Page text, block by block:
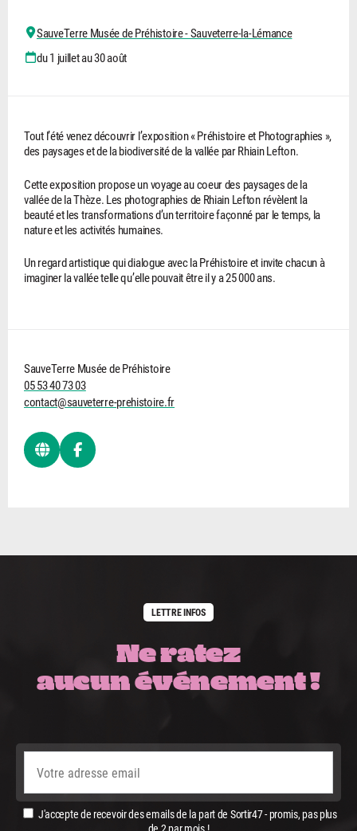
SauveTerre Musée de Préhistoire - Sauveterre-la-Lémance
du 1 juillet au 30 août
Tout l’été venez découvrir l’exposition « Préhistoire et Photographies »,
des paysages et de la biodiversité de la vallée par Rhiain Lefton.
Cette exposition propose un voyage au coeur des paysages de la
vallée de la Thèze. Les photographies de Rhiain Lefton révèlent la
beauté et les transformations d’un territoire façonné par le temps, la
nature et les activités humaines.
Un regard artistique qui dialogue avec la Préhistoire et invite chacun à
imaginer la vallée telle qu’elle pouvait être il y a 25 000 ans.
SauveTerre Musée de Préhistoire
05 53 40 73 03
contact@sauveterre-prehistoire.fr
LETTRE INFOS
Ne ratez
aucun événement !
J'accepte de recevoir des emails de la part de Sortir47 - promis, pas plus
de 2 par mois !